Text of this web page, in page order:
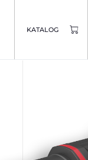
KATALOG